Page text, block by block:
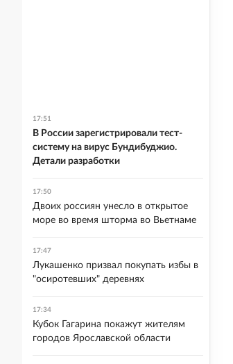
17:51
В России зарегистрировали тест-
систему на вирус Бундибуджио.
Детали разработки
17:50
Двоих россиян унесло в открытое
море во время шторма во Вьетнаме
17:47
Лукашенко призвал покупать избы в
"осиротевших" деревнях
17:34
Кубок Гагарина покажут жителям
городов Ярославской области